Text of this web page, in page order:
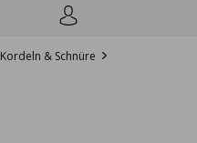
Kordeln & Schnüre